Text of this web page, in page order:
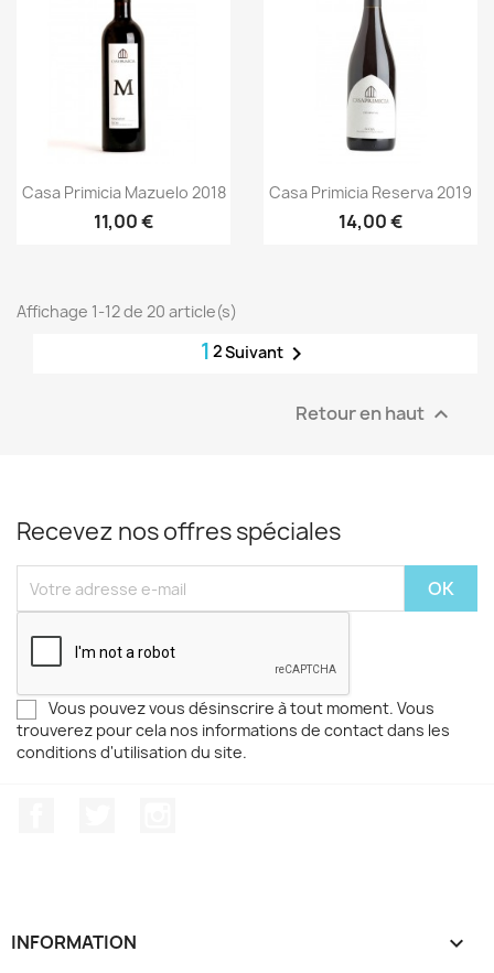
Aperçu rapide
Casa Primicia Mazuelo 2018
11,00 €
Aperçu rapide
Casa Primicia Reserva 2019
14,00 €
Affichage 1-12 de 20 article(s)
1 2Suivant 
Retour en haut 
Recevez nos offres spéciales
Vous pouvez vous désinscrire à tout moment. Vous
trouverez pour cela nos informations de contact dans les
conditions d'utilisation du site.
INFORMATION 